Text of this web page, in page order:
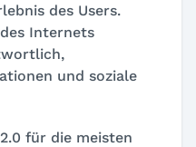
des Users.
Internets
und soziale
für die meisten